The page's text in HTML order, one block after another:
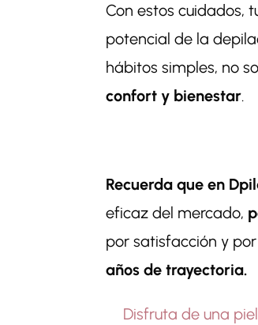
Con estos cuidados,
potencial de la
hábitos simples, no
confort y bienestar.
Recuerda que en
eficaz del mercado,
por satisfacción y
años de trayectoria.
Disfruta de una